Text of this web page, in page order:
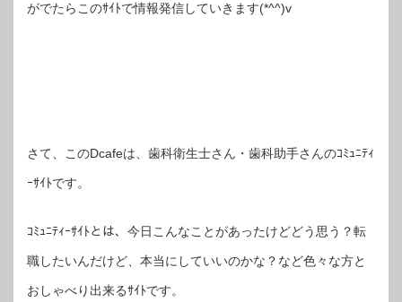
がでたらこのｻｲﾄで情報発信していきます(*^^)v
さて、このDcafeは、歯科衛生士さん・歯科助手さんのｺﾐｭﾆﾃｨ
ｰｻｲﾄです。
ｺﾐｭﾆﾃｨｰｻｲﾄとは、今日こんなことがあったけどどう思う？転
職したいんだけど、本当にしていいのかな？など色々な方と
おしゃべり出来るｻｲﾄです。